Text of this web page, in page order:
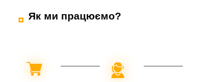
Як ми працюємо?